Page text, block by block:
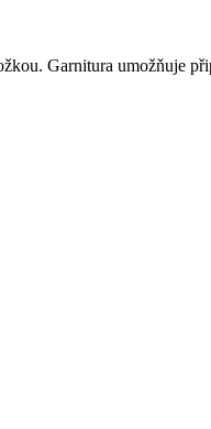
Garnitura umožňuje